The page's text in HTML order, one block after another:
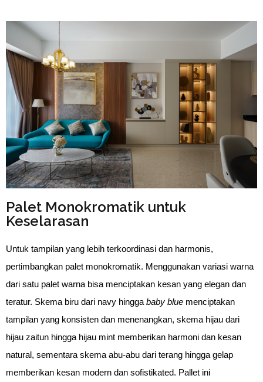
Palet Monokromatik untuk
Keselarasan
Untuk tampilan yang lebih terkoordinasi dan harmonis,
pertimbangkan palet monokromatik. Menggunakan variasi warna
dari satu palet warna bisa menciptakan kesan yang elegan dan
teratur. Skema biru dari navy hingga baby blue menciptakan
tampilan yang konsisten dan menenangkan, skema hijau dari
hijau zaitun hingga hijau mint memberikan harmoni dan kesan
natural, sementara skema abu-abu dari terang hingga gelap
memberikan kesan modern dan sofistikated. Pallet ini